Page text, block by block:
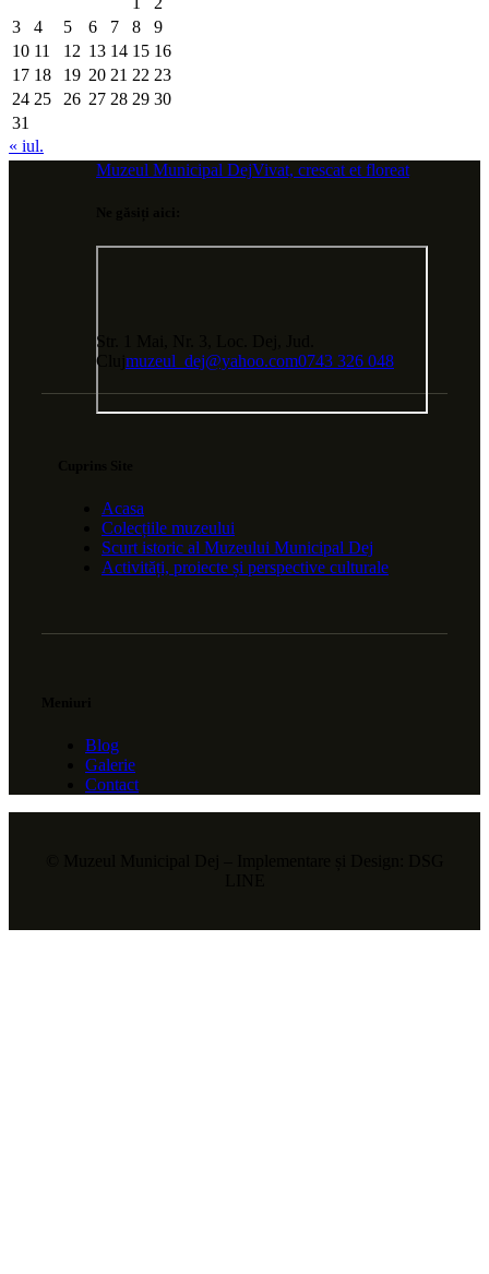
3
4 5 6 7 8
9
10 11 12 13 14 15 16
17 18 19 20 21 22 23
24 25 26 27 28 29 30
31
« iul.
Muzeul Municipal DejVivat, crescat et floreat
Str. 1 Mai, Nr. 3, Loc. Dej, Jud.
Cluj muzeul_dej@yahoo.com0743 326 048
Acasa
Colecțiile muzeului
Scurt istoric al Muzeului Municipal Dej
Activități, proiecte și perspective culturale
Blog
Galerie
Contact